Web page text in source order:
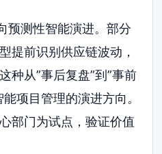
预测性智能演进。部分
提前识别供应链波动，
种从”事后复盘”到”事前
项目管理的演进方向。
部门为试点，验证价值